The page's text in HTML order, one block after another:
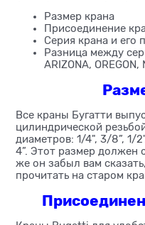
Размер крана
Присоединение
Серия крана и его
Разница между
ARIZONA, OREGON,
Все краны Бугатти
цилиндрической
диаметров: 1/4", 3/8”, 1/2",
4”. Этот размер должен
же он забыл вам
прочитать на старом